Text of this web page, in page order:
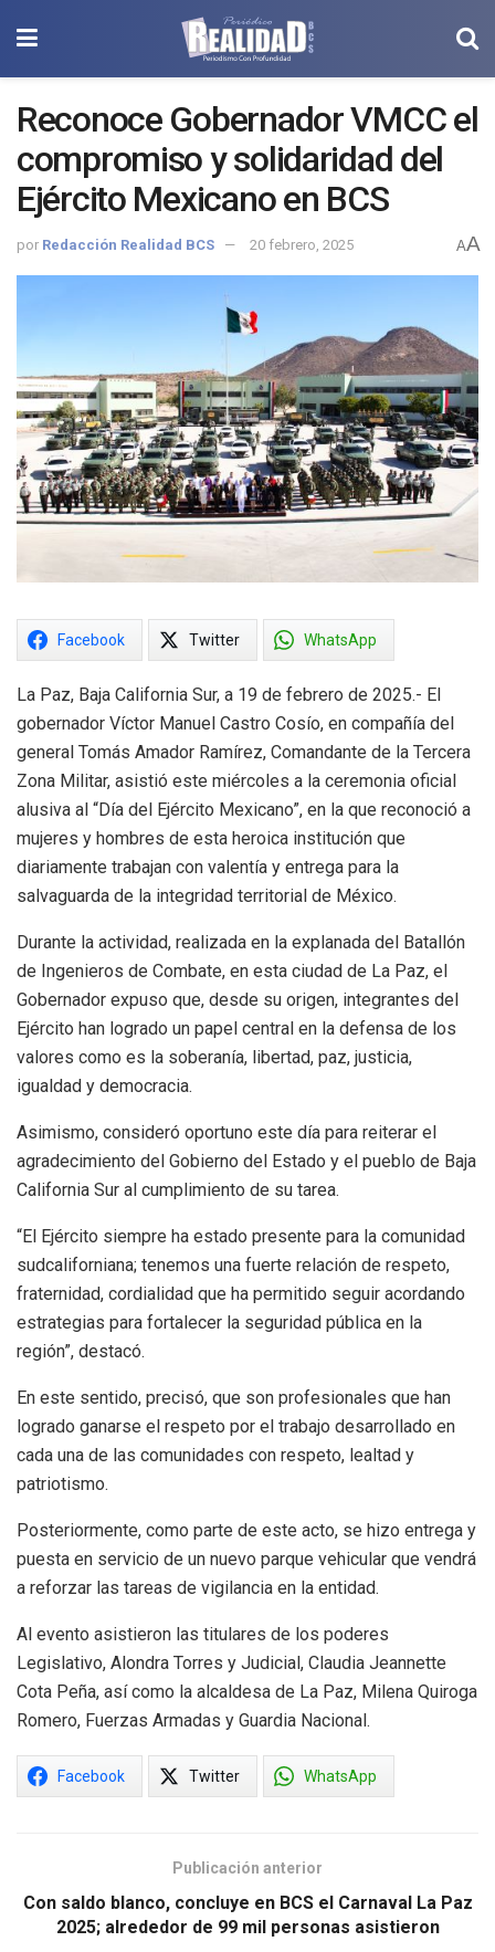
Reconoce Gobernador VMCC el
compromiso y solidaridad del
Ejército Mexicano en BCS
por Redacción Realidad BCS 20 febrero, 2025 AA
Facebook Twitter WhatsApp
La Paz, Baja California Sur, a 19 de febrero de 2025.- El
gobernador Víctor Manuel Castro Cosío, en compañía del
general Tomás Amador Ramírez, Comandante de la Tercera
Zona Militar, asistió este miércoles a la ceremonia oficial
alusiva al “Día del Ejército Mexicano”, en la que reconoció a
mujeres y hombres de esta heroica institución que
diariamente trabajan con valentía y entrega para la
salvaguarda de la integridad territorial de México.
Durante la actividad, realizada en la explanada del Batallón
de Ingenieros de Combate, en esta ciudad de La Paz, el
Gobernador expuso que, desde su origen, integrantes del
Ejército han logrado un papel central en la defensa de los
valores como es la soberanía, libertad, paz, justicia,
igualdad y democracia.
Asimismo, consideró oportuno este día para reiterar el
agradecimiento del Gobierno del Estado y el pueblo de Baja
California Sur al cumplimiento de su tarea.
“El Ejército siempre ha estado presente para la comunidad
sudcaliforniana; tenemos una fuerte relación de respeto,
fraternidad, cordialidad que ha permitido seguir acordando
estrategias para fortalecer la seguridad pública en la
región”, destacó.
En este sentido, precisó, que son profesionales que han
logrado ganarse el respeto por el trabajo desarrollado en
cada una de las comunidades con respeto, lealtad y
patriotismo.
Posteriormente, como parte de este acto, se hizo entrega y
puesta en servicio de un nuevo parque vehicular que vendrá
a reforzar las tareas de vigilancia en la entidad.
Al evento asistieron las titulares de los poderes
Legislativo, Alondra Torres y Judicial, Claudia Jeannette
Cota Peña, así como la alcaldesa de La Paz, Milena Quiroga
Romero, Fuerzas Armadas y Guardia Nacional.
Facebook Twitter WhatsApp
Publicación anterior
Con saldo blanco, concluye en BCS el Carnaval La Paz
2025; alrededor de 99 mil personas asistieron